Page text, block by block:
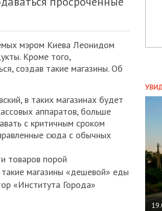
мэром Киева Леонидом
Кроме того,
создав такие магазины. Об
в таких магазинах будет
аппаратов, больше
с критичным сроком
сюда с обычных
товаров порой
магазины «дешевой» еды
«Института Города»
НА